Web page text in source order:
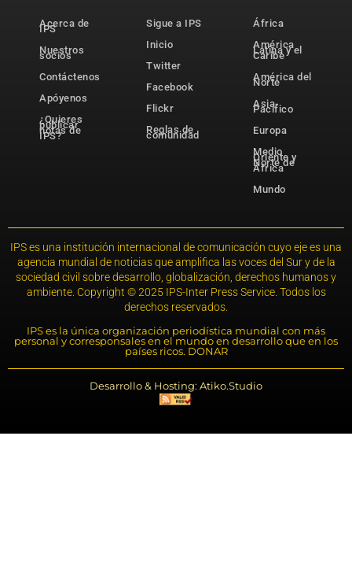
Acerca de
IPS
Nuestros
socios
Contáctenos
Apóyenos
¿Quieres
publicar
notas de
IPS?
Sigue a IPS
Inicio
Twitter
Facebook
Flickr
Reglas de
comunidad
África
América
Latina y el
Caribe
América del
Norte
Asia-
Pacífico
Europa
Medio
Oriente y
Norte de
África
Mundo
IPS es una institución internacional de comunicación cuyo eje es una
agencia mundial de noticias que amplifica las voces del Sur y de la
sociedad civil sobre desarrollo, globalización, derechos humanos y
ambiente. Copyright © 2025 IPS-Inter Press Service. Todos los
derechos reservados.
IPS es la única organización periodística mundial con más
personal y corresponsales en el mundo en desarrollo que en los
países ricos. DONAR
Desarrollo & Hosting: Atiko.Studio